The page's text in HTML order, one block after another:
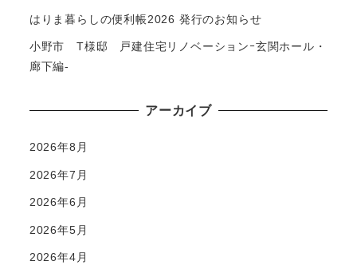
はりま暮らしの便利帳2026 発行のお知らせ
小野市 T様邸 戸建住宅リノベーションｰ玄関ホール・
廊下編-
アーカイブ
2026年8月
2026年7月
2026年6月
2026年5月
2026年4月